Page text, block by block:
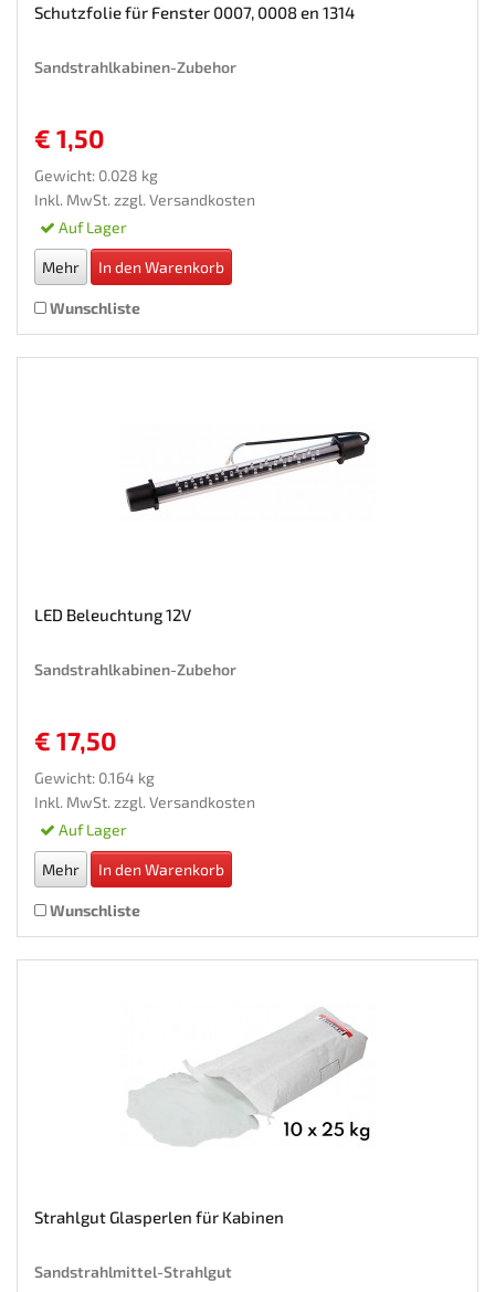
Schutzfolie für Fenster 0007, 0008 en 1314
Sandstrahlkabinen-Zubehor
€ 1,50
Gewicht: 0.028 kg
Inkl. MwSt. zzgl. Versandkosten
Auf Lager
Mehr In den Warenkorb
Wunschliste
LED Beleuchtung 12V
Sandstrahlkabinen-Zubehor
€ 17,50
Gewicht: 0.164 kg
Inkl. MwSt. zzgl. Versandkosten
Auf Lager
Mehr In den Warenkorb
Wunschliste
Strahlgut Glasperlen für Kabinen
Sandstrahlmittel-Strahlgut